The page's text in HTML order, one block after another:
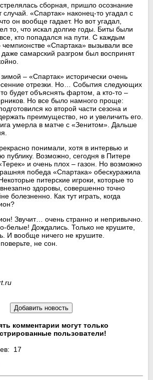
сборная, пришло осознание
случай. «Спартак» наконец-то угадал с
он вообще гадает. Но вот угадал,
то, что искал долгие годы. Биты были
кто попадался на пути. С каждым
чемпионстве «Спартака» вызывали все
самарский разгром был воспринят
– «Спартак» исторически очень
отрезки. Но… События следующих
будет объяснять фартом, а кто-то –
Но все было намного проще:
ко второй части сезона и
преимущество, но и увеличить его.
умерла в матче с «Зенитом». Дальше
понимали, хотя в интервью и
публику. Возможно, сегодня в Питере
и очень плох – газон. Но возможно
победа «Спартака» обескуражила
питерские игроки, которые то
здоровы, совершенно точно
болезненно. Как тут играть, когда
Звучит… очень странно и непривычно.
белые! Дождались. Только не крушите,
И вообще ничего не крушите.
не сон.
комментарии могут только
пользователи!
17